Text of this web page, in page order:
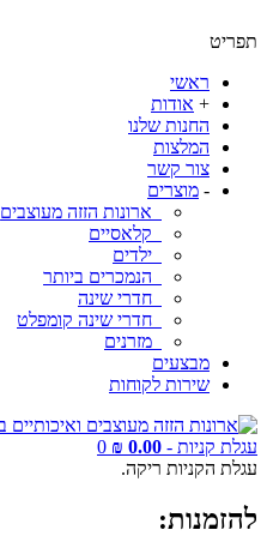
תפריט
ראשי
+ אודות
החנות שלנו
המלצות
צור קשר
- מוצרים
ארונות הזזה מעוצבים
קלאסיים
ילדים
הנמכרים ביותר
חדרי שינה
חדרי שינה קומפלט
מזרנים
מבצעים
שירות לקוחות
עגלת קניות - 0.00 ₪
0
עגלת הקניות ריקה.
להזמנות: